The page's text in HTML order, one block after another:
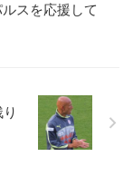
スを応援して